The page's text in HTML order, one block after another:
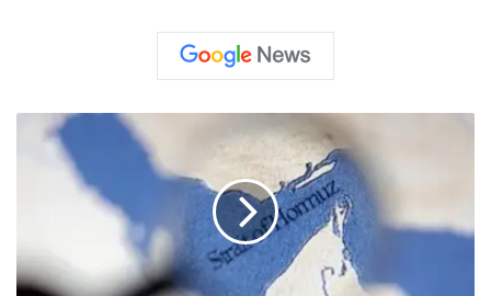
لحركة السفن، نتيجة المخاوف من استهدافها، ما زاد الضغوط على
أسعار النفط وأثار مخاوف بشأن استقرار الاقتصاد العالمي.
النفط